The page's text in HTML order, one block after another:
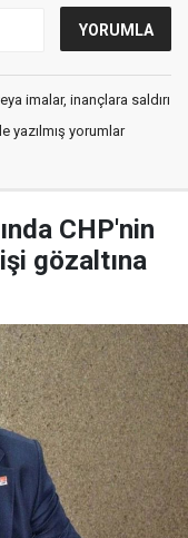
imalar, inançlara saldırı
yazılmış yorumlar
CHP'nin
gözaltına